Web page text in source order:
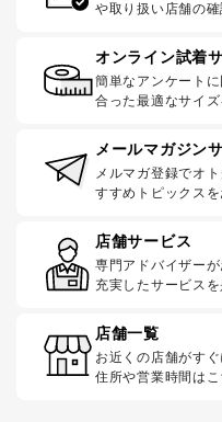
や取り扱い店舗の確
オンライン試着
簡単なアンケート
合った最適なサイズ
メールマガジン
メルマガ登録でオ
すすめトピックスを
店舗サービス
専門アドバイザー
充実したサービス
店舗一覧
お近くの店舗がすぐ
住所や営業時間はこ